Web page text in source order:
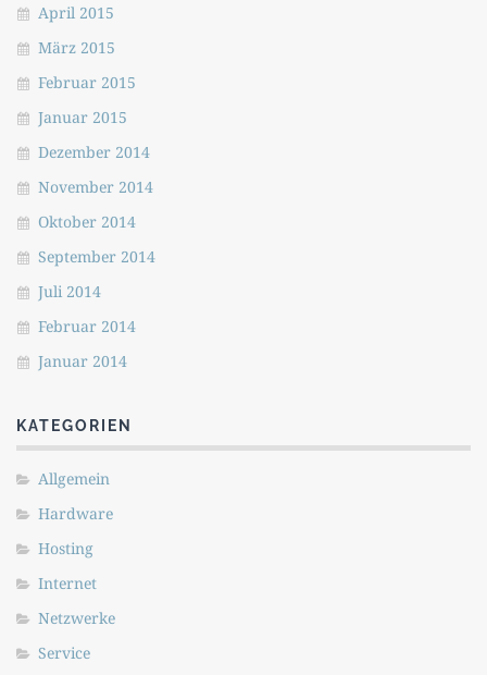
April 2015
März 2015
Februar 2015
Januar 2015
Dezember 2014
November 2014
Oktober 2014
September 2014
Juli 2014
Februar 2014
Januar 2014
KATEGORIEN
Allgemein
Hardware
Hosting
Internet
Netzwerke
Service